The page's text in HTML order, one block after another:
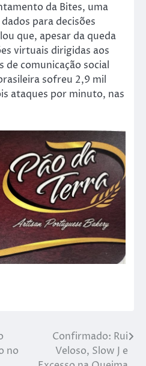
da Bites, uma
para decisões
que, apesar da queda
virtuais dirigidas aos
de comunicação social
sofreu 2,9 mil
ataques por minuto, nas
no
Confirmado: Rui
Veloso, Slow J e